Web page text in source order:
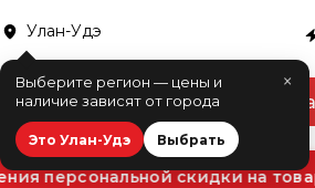
Улан-Удэ
×
Выберите регион — цены и
наличие зависят от города
Это Улан-Удэ Выбрать
персональной скидки на